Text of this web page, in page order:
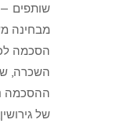
שותפים —
מבחינה
הסכמה
השכרה,
ההסכמה
של